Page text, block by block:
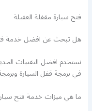
فتح سيارة مقفلة العقيلة
هل تبحث عن افضل خدمة
نستخدم افضل التقنيات
في برمجة قفل السيارة وبرمجة
ما هي ميزات خدمة فتح